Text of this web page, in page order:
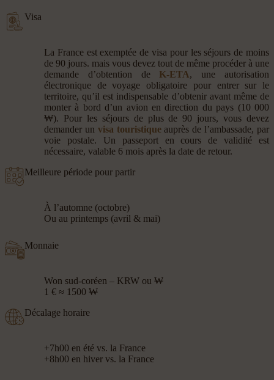
Visa
La France est exemptée de visa pour les séjours de moins
de 90 jours. mais vous devez tout de même procéder à une
demande d’obtention de K-ETA, une autorisation
électronique de voyage obligatoire pour entrer sur le
territoire, qu’il est indispensable d’obtenir avant même de
monter à bord d’un avion en direction du pays (10 000
₩). Pour les séjours de plus de 90 jours, vous devez
demander un visa touristiqueauprès de l’ambassade, par
voie postale. Un passeport en cours de validité est
nécessaire, valable 6 mois après la date de retour.
Meilleure période pour partir
À l’automne (octobre)
Ou au printemps (avril & mai)
Monnaie
Won sud-coréen – KRW ou ₩
1 € ≈ 1500 ₩
Décalage horaire
+7h00 en été vs. la France
+8h00 en hiver vs. la France